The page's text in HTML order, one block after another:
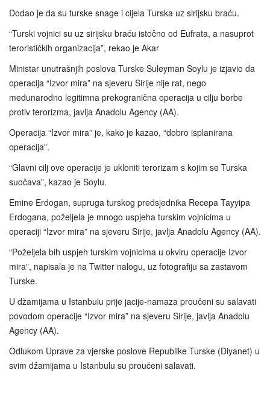
Dodao je da su turske snage i cijela Turska uz sirijsku braću.
“Turski vojnici su uz sirijsku braću istočno od Eufrata, a nasuprot
terorističkih organizacija”, rekao je Akar
Ministar unutrašnjih poslova Turske Suleyman Soylu je izjavio da
operacija “Izvor mira” na sjeveru Sirije nije rat, nego
međunarodno legitimna prekogranična operacija u cilju borbe
protiv terorizma, javlja Anadolu Agency (AA).
Operacija “Izvor mira” je, kako je kazao, “dobro isplanirana
operacija”.
“Glavni cilj ove operacije je ukloniti terorizam s kojim se Turska
suočava”, kazao je Soylu.
Emine Erdogan, supruga turskog predsjednika Recepa Tayyipa
Erdogana, poželjela je mnogo uspjeha turskim vojnicima u
operaciji “Izvor mira” na sjeveru Sirije, javlja Anadolu Agency (AA).
“Poželjela bih uspjeh turskim vojnicima u okviru operacije Izvor
mira”, napisala je na Twitter nalogu, uz fotografiju sa zastavom
Turske.
U džamijama u Istanbulu prije jacije-namaza proučeni su salavati
povodom operacije “Izvor mira” na sjeveru Sirije, javlja Anadolu
Agency (AA).
Odlukom Uprave za vjerske poslove Republike Turske (Diyanet) u
svim džamijama u Istanbulu su proučeni salavati.